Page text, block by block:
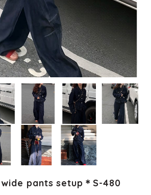
pants setup＊S-480